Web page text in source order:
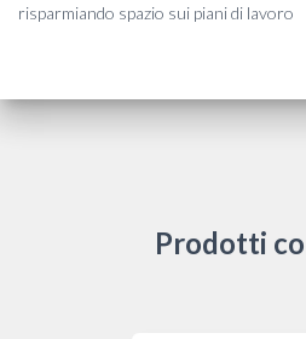
risparmiando spazio sui piani di lavoro
Prodotti